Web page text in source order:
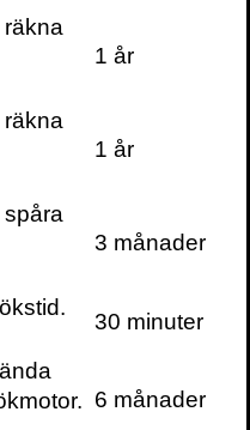
varnar jag för
använder
en gästkrönika om
mig en liten knuff
1 år
1 år
3 månader
30 minuter
6 månader